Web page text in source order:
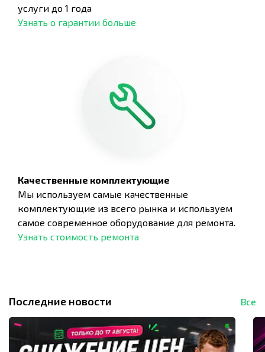
услуги до 1 года
Узнать о гарантии больше
Качественные комплектующие
Мы используем самые качественные
комплектующие из всего рынка и используем
самое современное оборудование для ремонта.
Узнать стоимость ремонта
Последние новости Все